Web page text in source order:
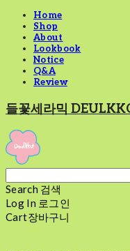
Home
Shop
About
Lookbook
Notice
Q&A
Review
들꽃세라믹
Search 검색
Log In 로그인
Cart장바구니